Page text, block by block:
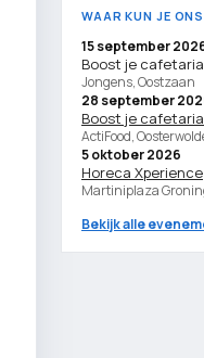
WAAR KUN JE
15 september
Boost je cafetaria
Jongens, Oostzaan
28 september
Boost je cafetaria
ActiFood,
5 oktober 2026
Horeca Xperience
Martiniplaza
Bekijk alle